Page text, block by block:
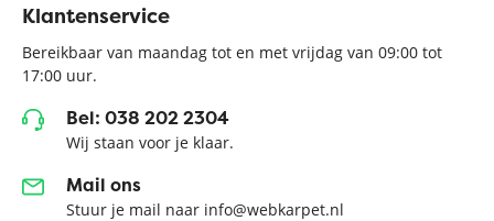
Klantenservice
Bereikbaar van maandag tot en met vrijdag van 09:00 tot
17:00 uur.
Bel: 038 202 2304
Wij staan voor je klaar.
Mail ons
Stuur je mail naar info@webkarpet.nl